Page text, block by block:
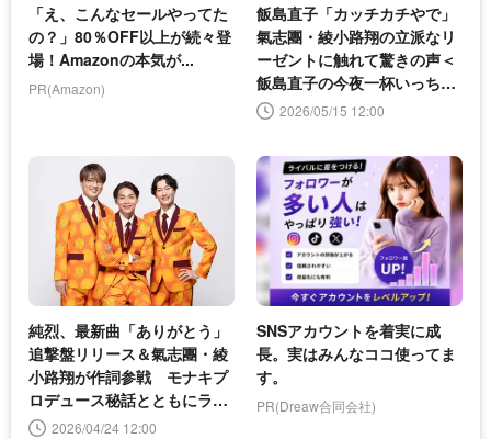
「え、こんなセールやってた
の？」80％OFF以上が続々登
場！Amazonの本気が...
PR(Amazon)
飯島直子「カッチカチやで」
氣志團・綾小路翔の立派なリ
ーゼントに触れて驚きの声＜
飯島直子の今夜一杯いっちゃ
う？＞2026/05/15 12:00
純烈、最新曲「ありがとう」
追撃盤リリース＆氣志團・綾
小路翔が作詞参戦 モナキプ
ロデュース秘話とともにライ
ブにて発表
2026/04/24 12:00
SNSアカウントを着実に成
長。実はみんなココ使ってま
す。
PR(Dreaw合同会社)